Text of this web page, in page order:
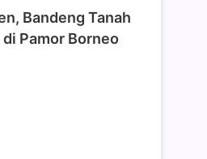
Bandeng Tanah
Pamor Borneo